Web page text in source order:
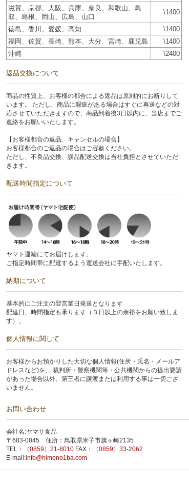
滋賀、京都、大阪、兵庫、奈良、和歌山、鳥
取、島根、岡山、広島、山口
\1400
徳島、香川、愛媛、高知
\1400
福岡、佐賀、長崎、熊本、大分、宮崎、鹿児島
\1400
沖縄
\2400
返品交換について
商品の性質上、お客様の都合による返品は原則的にお断りして
います。 ただし、商品に瑕疵がある場合はすぐに再送などの対
応させていただきますので、商品到着後3日以内に、当店までご
連絡をお願いいたします。
【お客様都合の返品、キャンセルの場合】
お客様都合のご返品の場合はご容赦ください。
ただし、不良品交換、誤品配送交換は当社負担とさせていただ
きます。
配送時間指定について
ヤマト運輸にてお届けします。
ご指定時間帯に配達するよう運送会社に手配いたします。
納期について
基本的にご注文の翌営業日発送となります
配達日、時間指定も承ります（３日以上の余裕をお願い致しま
す）。
個人情報に関して
お客様からお預かりした大切な個人情報(住所・氏名・メールア
ドレスなど)を、 裁判所・警察機関等・公共機関からの提出要請
があった場合以外、第三者に譲渡または利用する事は一切ござ
いません。
お問い合わせ
会社名:ヤマサ食品
〒683-0845 住所：鳥取県米子市旗ヶ崎2135
TEL：
（0859）21-8010 FAX：
（0859）33-2062
E-mail:info@himono1ba.com